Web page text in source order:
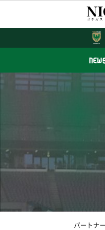
パートナ